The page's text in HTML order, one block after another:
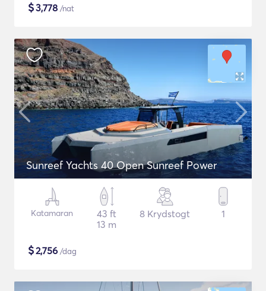
$3,778 /nat
Sunreef Yachts 40 Open Sunreef Power
Katamaran
43 ft
13 m
8 Krydstogt 1
$2,756 /dag